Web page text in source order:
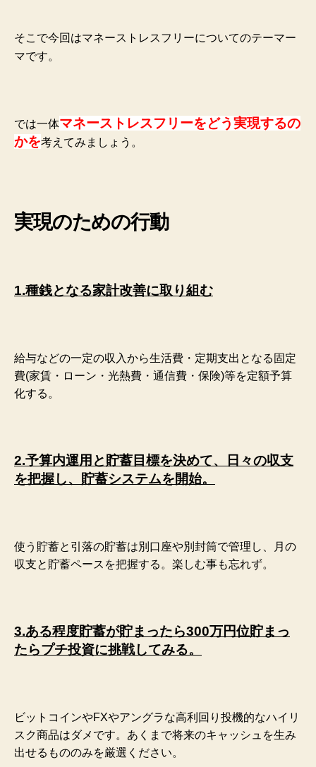
そこで今回はマネーストレスフリーについてのテーマー
マです。
では一体マネーストレスフリーをどう実現するの
かを考えてみましょう。
実現のための行動
1.種銭となる家計改善に取り組む
給与などの一定の収入から生活費・定期支出となる固定
費(家賃・ローン・光熱費・通信費・保険)等を定額予算
化する。
2.予算内運用と貯蓄目標を決めて、日々の収支
を把握し、貯蓄システムを開始。
使う貯蓄と引落の貯蓄は別口座や別封筒で管理し、月の
収支と貯蓄ペースを把握する。楽しむ事も忘れず。
3.ある程度貯蓄が貯まったら300万円位貯まっ
たらプチ投資に挑戦してみる。
ビットコインやFXやアングラな高利回り投機的なハイリ
スク商品はダメです。あくまで将来のキャッシュを生み
出せるもののみを厳選ください。